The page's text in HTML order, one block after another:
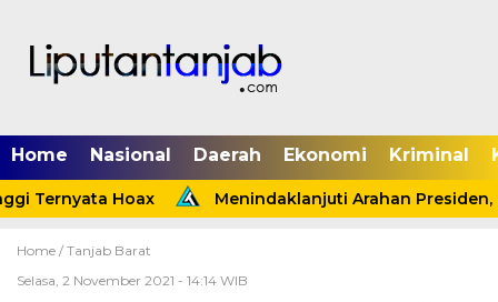
Home Nasional Daerah Ekonomi Kriminal
Ternyata Hoax Menindaklanjuti Arahan Presiden,
Home / Tanjab Barat
Selasa, 2 November 2021 - 14:14 WIB